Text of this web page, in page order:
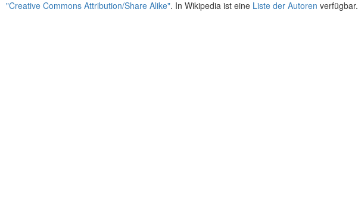
"Creative Commons Attribution/Share Alike". In Wikipedia ist eine Liste der Autoren verfügbar.